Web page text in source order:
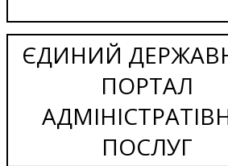
ЄДИНИЙ
ПОРТАЛ
ПОСЛУГ